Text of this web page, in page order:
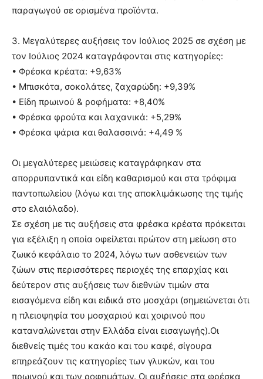
παραγωγού σε ορισμένα προϊόντα.
3. Μεγαλύτερες αυξήσεις τον Ιούλιος 2025 σε σχέση με
τον Ιούλιος 2024 καταγράφονται στις κατηγορίες:
• Φρέσκα κρέατα: +9,63%
• Μπισκότα, σοκολάτες, ζαχαρώδη: +9,39%
• Είδη πρωινού & ροφήματα: +8,40%
• Φρέσκα φρούτα και λαχανικά: +5,29%
• Φρέσκα ψάρια και θαλασσινά: +4,49 %
Οι μεγαλύτερες μειώσεις καταγράφηκαν στα
απορρυπαντικά και είδη καθαρισμού και στα τρόφιμα
παντοπωλείου (λόγω και της αποκλιμάκωσης της τιμής
στο ελαιόλαδο).
Σε σχέση με τις αυξήσεις στα φρέσκα κρέατα πρόκειται
για εξέλιξη η οποία οφείλεται πρώτον στη μείωση στο
ζωικό κεφάλαιο το 2024, λόγω των ασθενειών των
ζώων στις περισσότερες περιοχές της επαρχίας και
δεύτερον στις αυξήσεις των διεθνών τιμών στα
εισαγόμενα είδη και ειδικά στο μοσχάρι (σημειώνεται ότι
η πλειοψηφία του μοσχαριού και χοιρινού που
καταναλώνεται στην Ελλάδα είναι εισαγωγής).Οι
διεθνείς τιμές του κακάο και του καφέ, σίγουρα
επηρεάζουν τις κατηγορίες των γλυκών, και του
πρωινού και των ροφημάτων. Οι αυξήσεις στα φρέσκα